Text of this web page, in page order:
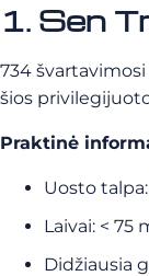
1. Sen
734
šios
Praktinė
Uosto
Laivai: < 75
Didžiausia